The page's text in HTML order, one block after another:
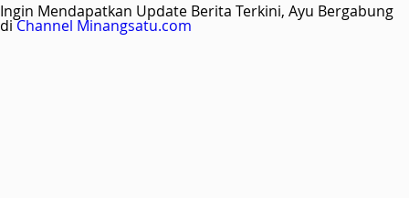
Ingin Mendapatkan Update Berita Terkini, Ayu Bergabung
diChannel Minangsatu.com